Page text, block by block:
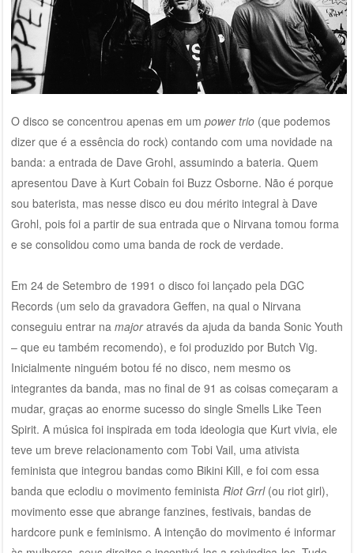
O disco se concentrou apenas em um power trio(que podemos
dizer que é a essência do rock) contando com uma novidade na
banda: a entrada de Dave Grohl, assumindo a bateria. Quem
apresentou Dave à Kurt Cobain foi Buzz Osborne. Não é porque
sou baterista, mas nesse disco eu dou mérito integral à Dave
Grohl, pois foi a partir de sua entrada que o Nirvana tomou forma
e se consolidou como uma banda de rock de verdade.
Em 24 de Setembro de 1991 o disco foi lançado pela DGC
Records (um selo da gravadora Geffen, na qual o Nirvana
conseguiu entrar na major através da ajuda da banda Sonic Youth
– que eu também recomendo), e foi produzido por Butch Vig.
Inicialmente ninguém botou fé no disco, nem mesmo os
integrantes da banda, mas no final de 91 as coisas começaram a
mudar, graças ao enorme sucesso do single Smells Like Teen
Spirit. A música foi inspirada em toda ideologia que Kurt vivia, ele
teve um breve relacionamento com Tobi Vail, uma ativista
feminista que integrou bandas como Bikini Kill, e foi com essa
banda que eclodiu o movimento feminista Riot Grrl (ou riot girl),
movimento esse que abrange fanzines, festivais, bandas de
hardcore punk e feminismo. A intenção do movimento é informar